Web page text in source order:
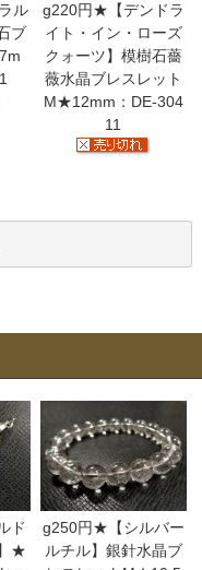
ル
ブ
g220円★【デンドラ
イト・イン・ローズ
クォーツ】模樹石薔
薇水晶ブレスレット
M★12mm：DE-304
11
ド
★
g250円★【シルバー
ルチル】銀針水晶ブ